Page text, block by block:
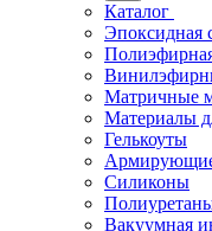
Каталог
Эпоксидная
Матричные
Материалы
Гелькоуты
Силиконы
Вакуумная